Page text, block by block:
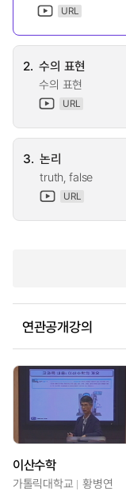
URL
2. 수의 표현
수의 표현
URL
3. 논리
truth, false
URL
연관공개강의
이산수학
가톨릭대학교 황병연